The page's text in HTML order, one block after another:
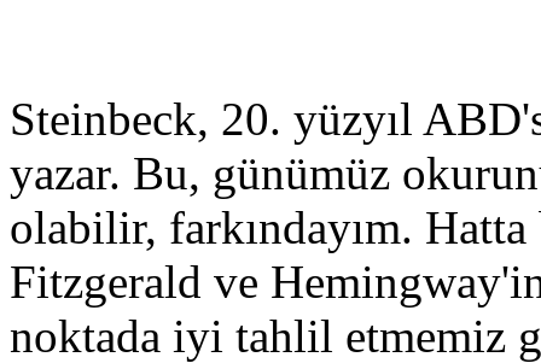
Steinbeck, 20. yüzyıl
yazar. Bu, günümüz
olabilir, farkındayım.
Fitzgerald ve
noktada iyi tahlil etmemiz